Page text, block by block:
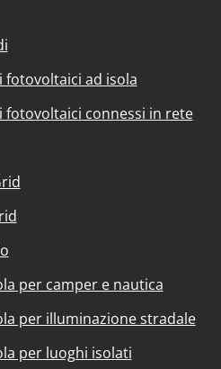
ad isola
connessi in rete
per camper e nautica
per illuminazione stradale
per luoghi isolati